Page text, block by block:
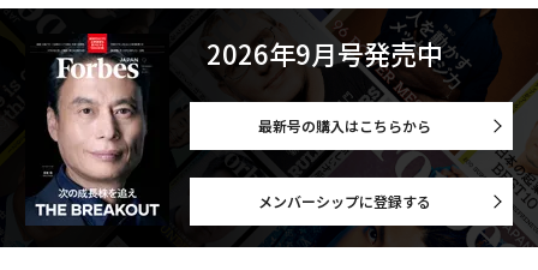
2026年9月号発売中
最新号の購入はこちらから
メンバーシップに登録する